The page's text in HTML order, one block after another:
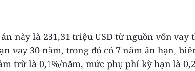
này là 231,31 triệu USD từ nguồn vốn vay
vay 30 năm, trong đó có 7 năm ân hạn,
trừ là 0,1%/năm, mức phụ phí kỳ hạn là